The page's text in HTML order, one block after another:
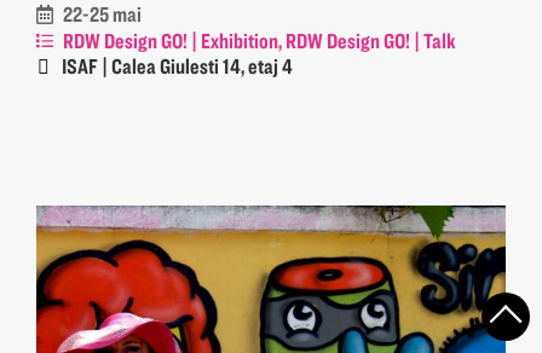
22-25 mai
RDW Design GO! | Exhibition, RDW Design GO! | Talk
ISAF | Calea Giulesti 14, etaj 4